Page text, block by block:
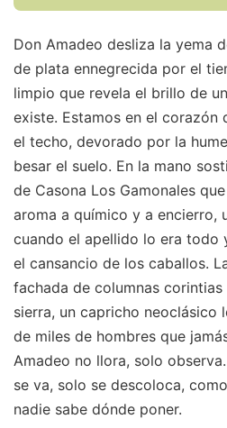
Don Amadeo desliza la yema
de plata ennegrecida por el
limpio que revela el brillo de
existe. Estamos en el corazón
el techo, devorado por la
besar el suelo. En la mano
de Casona Los Gamonales
aroma a químico y a encierro,
cuando el apellido lo era todo
el cansancio de los caballos.
fachada de columnas
sierra, un capricho neoclásico
de miles de hombres que
Amadeo no llora, solo
se va, solo se descoloca,
nadie sabe dónde poner.